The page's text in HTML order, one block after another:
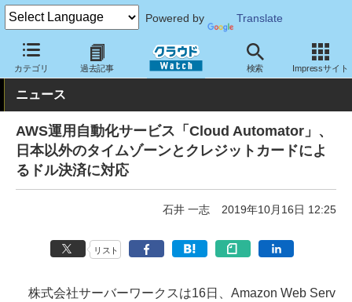
Powered by Translate
カテゴリ 過去記事 検索 Impressサイト
クラウド Watch サービス・ソフト サービス 運用・監視
ニュース
AWS運用自動化サービス「Cloud Automator」、
日本以外のタイムゾーンとクレジットカードによ
るドル決済に対応
石井 一志 2019年10月16日 12:25
リスト
株式会社サーバーワークスは16日、Amazon Web Serv